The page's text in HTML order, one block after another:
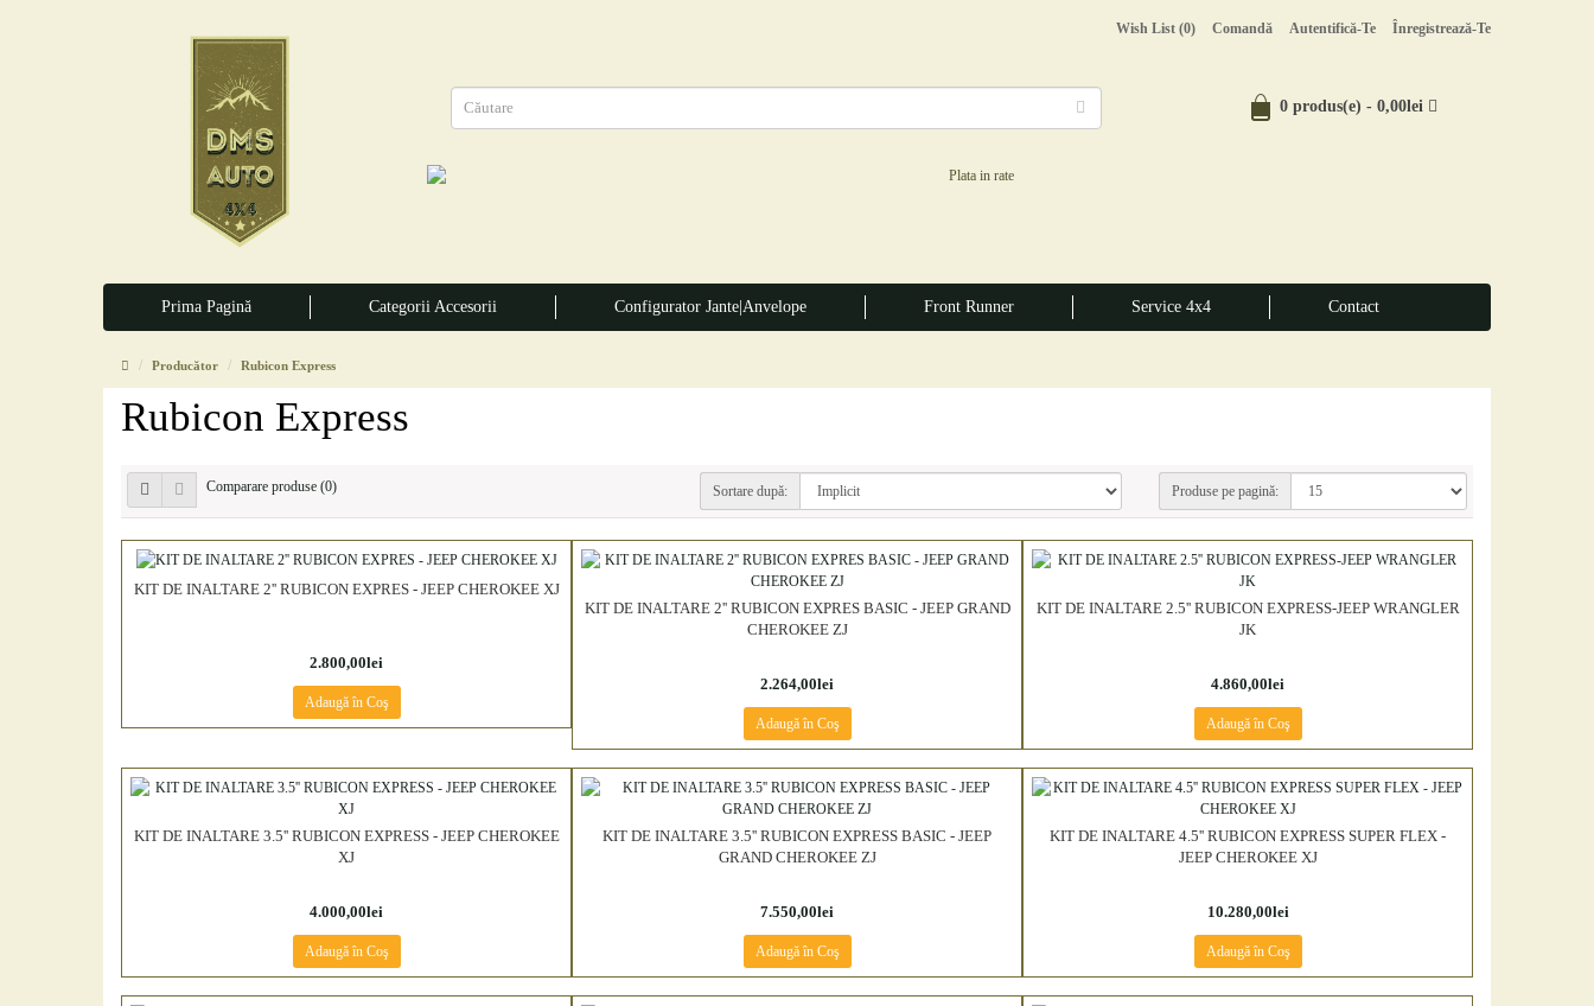
Autentifică-Te Înregistrează-Te
Wish List (0) Comandă
0 produs(e) - 0,00lei
Prima Pagină Categorii Accesorii Configurator Jante|Anvelope Front Runner Service 4x4 Contact
Producător Rubicon Express
Rubicon Express
Comparare produse (0) Sortare după: Produse pe pagină:
KIT DE INALTARE 2'' RUBICON EXPRES - JEEP CHEROKEE XJ
2.800,00lei
Adaugă în Coş
KIT DE INALTARE 2'' RUBICON EXPRES BASIC - JEEP GRAND
CHEROKEE ZJ
2.264,00lei
Adaugă în Coş
KIT DE INALTARE 2.5'' RUBICON EXPRESS-JEEP WRANGLER
JK
4.860,00lei
Adaugă în Coş
KIT DE INALTARE 3.5'' RUBICON EXPRESS - JEEP CHEROKEE
XJ
4.000,00lei
Adaugă în Coş
KIT DE INALTARE 3.5'' RUBICON EXPRESS BASIC - JEEP
GRAND CHEROKEE ZJ
7.550,00lei
Adaugă în Coş
KIT DE INALTARE 4.5'' RUBICON EXPRESS SUPER FLEX -
JEEP CHEROKEE XJ
10.280,00lei
Adaugă în Coş